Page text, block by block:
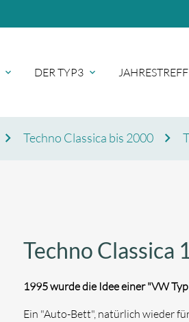
DER TYP3
Techno Classica bis 2000
Techno Classica
1995 wurde die Idee einer "VW
Ein "Auto-Bett", natürlich wieder